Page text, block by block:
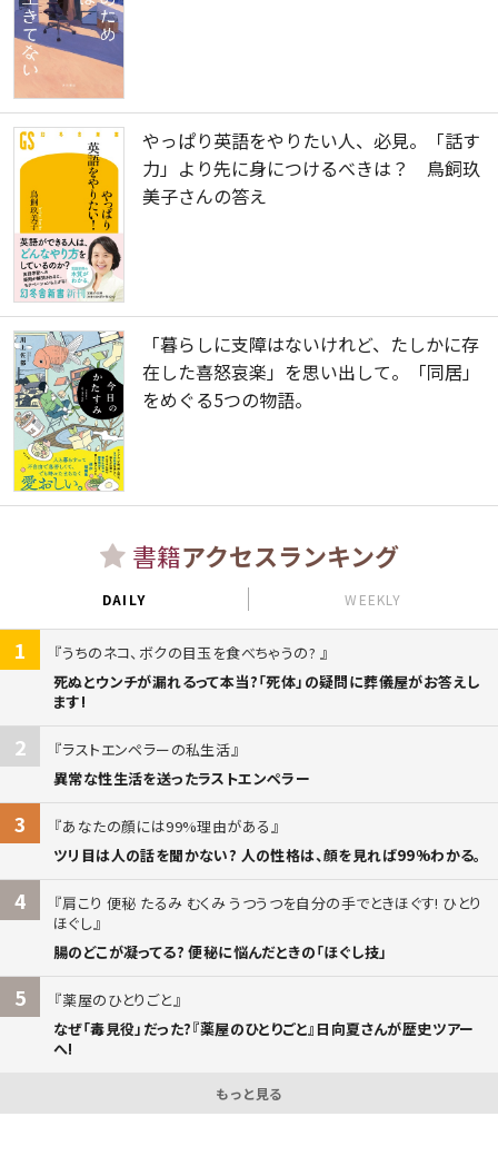
やっぱり英語をやりたい人、必見。「話す
力」より先に身につけるべきは？ 鳥飼玖
美子さんの答え
「暮らしに支障はないけれど、たしかに存
在した喜怒哀楽」を思い出して。「同居」
をめぐる5つの物語。
書籍アクセスランキング
DAILY WEEKLY
1
うちのネコ、ボクの目玉を食べちゃうの?
死ぬとウンチが漏れるって本当?「死体」の疑問に葬儀屋がお答えし
ます!
2
ラストエンペラーの私生活
異常な性生活を送ったラストエンペラー
3
あなたの顔には99%理由がある
ツリ目は人の話を聞かない? 人の性格は、顔を見れば99%わかる。
4
肩こり 便秘 たるみ むくみ うつうつを自分の手でときほぐす! ひとり
ほぐし
腸のどこが凝ってる? 便秘に悩んだときの「ほぐし技」
5
薬屋のひとりごと
なぜ「毒見役」だった?『薬屋のひとりごと』日向夏さんが歴史ツアー
へ!
もっと見る